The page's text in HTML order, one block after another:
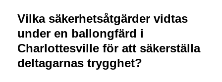
Vilka säkerhetsåtgärder vidtas
under en ballongfärd i
Charlottesville för att säkerställa
deltagarnas trygghet?